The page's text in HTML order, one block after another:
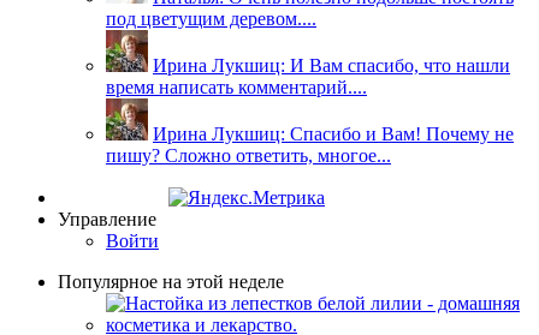
под цветущим деревом....
Ирина Лукшиц: И Вам спасибо, что нашли
время написать комментарий....
Ирина Лукшиц: Спасибо и Вам! Почему не
пишу? Сложно ответить, многое...
Управление
Войти
Популярное на этой неделе